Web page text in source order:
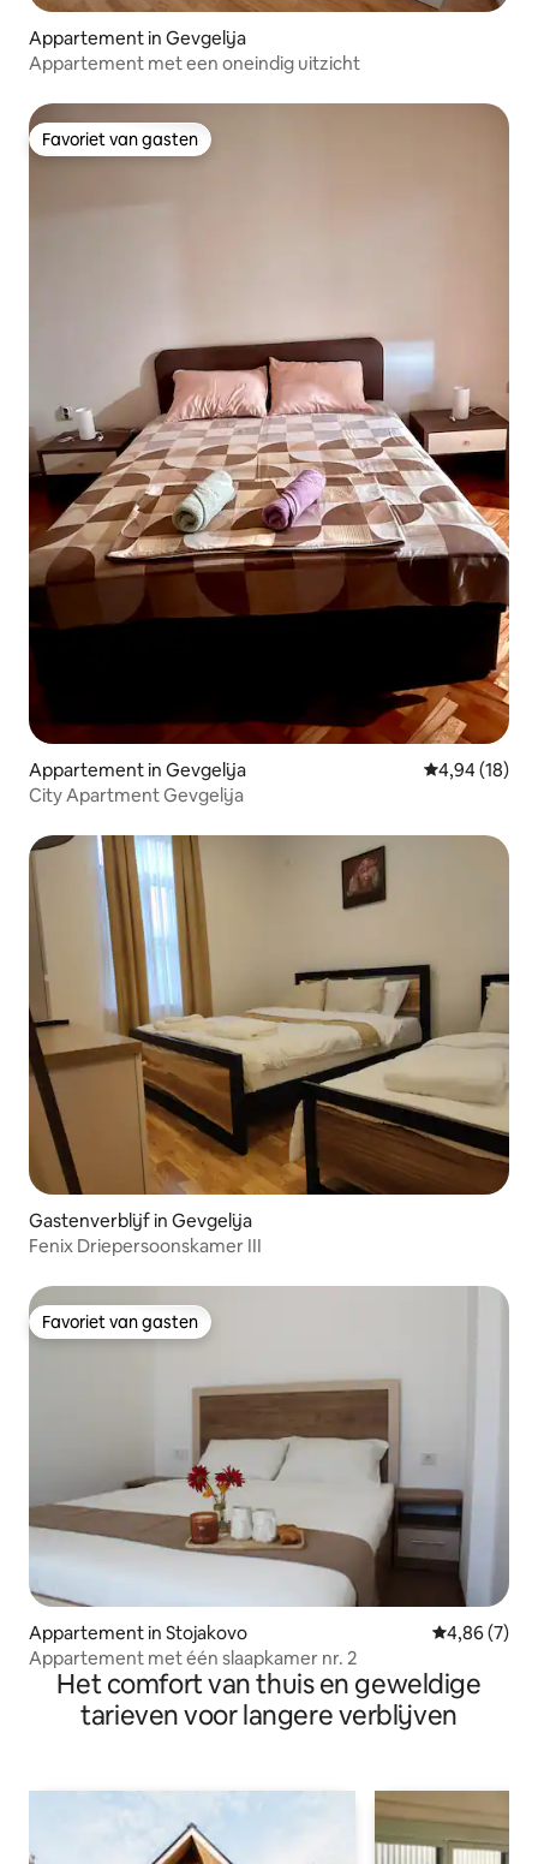
Appartement in Gevgelija
Appartement met een oneindig uitzicht
Favoriet van gasten
Favoriet van gasten
Appartement in Gevgelija Gemiddelde
4,94 (18)
City Apartment Gevgelija
Gastenverblijf in Gevgelija
Fenix Driepersoonskamer III
Favoriet van gasten
Favoriet van gasten
Appartement in Stojakovo Gemiddelde
4,86 (7)
Appartement met één slaapkamer nr. 2
Het comfort van thuis en geweldige
tarieven voor langere verblijven